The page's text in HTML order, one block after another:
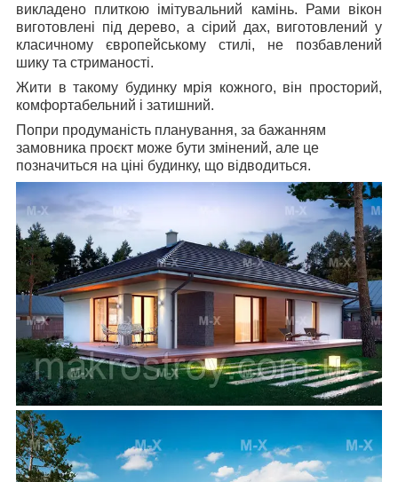
викладено плиткою імітувальний камінь. Рами вікон
виготовлені під дерево, а сірий дах, виготовлений у
класичному європейському стилі, не позбавлений
шику та стриманості.
Жити в такому будинку мрія кожного, він просторий,
комфортабельний і затишний.
Попри продуманість планування, за бажанням
замовника проєкт може бути змінений, але це
позначиться на ціні будинку, що відводиться.